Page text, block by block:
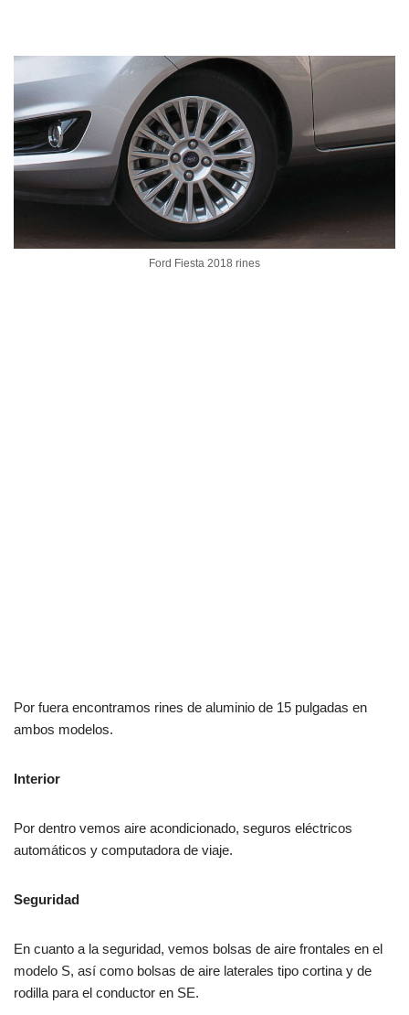
Ford Fiesta 2018 rines
Por fuera encontramos rines de aluminio de 15 pulgadas en
ambos modelos.
Interior
Por dentro vemos aire acondicionado, seguros eléctricos
automáticos y computadora de viaje.
Seguridad
En cuanto a la seguridad, vemos bolsas de aire frontales en el
modelo S, así como bolsas de aire laterales tipo cortina y de
rodilla para el conductor en SE.